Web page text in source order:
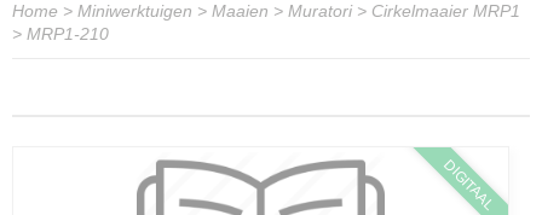
Home > Miniwerktuigen > Maaien > Muratori> Cirkelmaaier MRP1
> MRP1-210
DIGITAAL